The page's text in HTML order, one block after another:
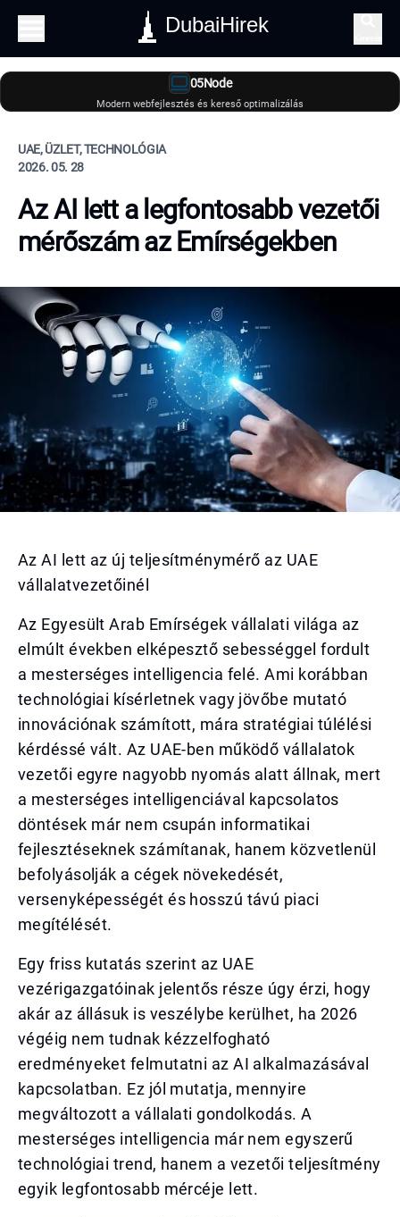
DubaiHirek
05Node
Modern webfejlesztés és kereső optimalizálás
UAE, ÜZLET, TECHNOLÓGIA
2026. 05. 28
Az AI lett a legfontosabb vezetői
mérőszám az Emírségekben
Az AI lett az új teljesítménymérő az UAE
vállalatvezetőinél
Az Egyesült Arab Emírségek vállalati világa az
elmúlt években elképesztő sebességgel fordult
a mesterséges intelligencia felé. Ami korábban
technológiai kísérletnek vagy jövőbe mutató
innovációnak számított, mára stratégiai túlélési
kérdéssé vált. Az UAE-ben működő vállalatok
vezetői egyre nagyobb nyomás alatt állnak, mert
a mesterséges intelligenciával kapcsolatos
döntések már nem csupán informatikai
fejlesztéseknek számítanak, hanem közvetlenül
befolyásolják a cégek növekedését,
versenyképességét és hosszú távú piaci
megítélését.
Egy friss kutatás szerint az UAE
vezérigazgatóinak jelentős része úgy érzi, hogy
akár az állásuk is veszélybe kerülhet, ha 2026
végéig nem tudnak kézzelfogható
eredményeket felmutatni az AI alkalmazásával
kapcsolatban. Ez jól mutatja, mennyire
megváltozott a vállalati gondolkodás. A
mesterséges intelligencia már nem egyszerű
technológiai trend, hanem a vezetői teljesítmény
egyik legfontosabb mércéje lett.